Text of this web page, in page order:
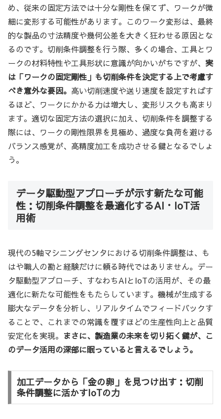
め、従来の固定方法では十分な剛性を保てず、ワークが微
細に変形する可能性があります。このワーク変形は、最終
的な製品の寸法精度や幾何公差を大きく狂わせる原因とな
るのです。切削条件調整を行う際、多くの場合、工具とワ
ークの材料特性や工具形状に意識が向かいがちですが、 実
は「ワークの固定剛性」も切削条件を決定する上で考慮す
べき意外な要因。 高い切削速度や送り速度を設定すればす
るほど、ワークにかかる力は増大し、変形リスクも高まり
ます。適切な固定方法の選択に加え、切削条件を調整する
際には、ワークの剛性限界を見極め、過度な負荷を避ける
バランス感覚が、高精度加工を成功させる鍵となるでしょ
う。
データ駆動型アプローチが示す新たな可能
性：切削条件調整を最適化するAI・IoT活
用術
現代の5軸マシニングセンタにおける切削条件調整は、も
はや職人の勘と経験だけに頼る時代ではありません。デー
タ駆動型アプローチ、すなわちAIとIoTの活用が、その最
適化に新たな可能性をもたらしています。機械が生成する
膨大なデータを分析し、リアルタイムでフィードバックす
ることで、これまでの常識を覆すほどの生産性向上と品質
安定化を実現。 まさに、製造業の未来を切り拓く鍵が、こ
のデータ活用の深部に眠っていると言えるでしょう。
加工データから「金の卵」を見つけ出す：切削
条件調整に活かすIoTの力